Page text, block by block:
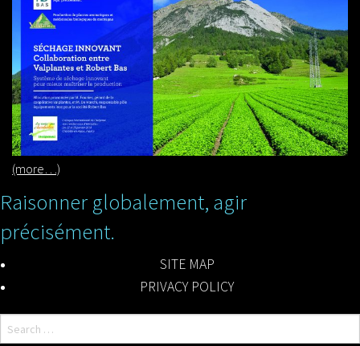
(more…)
Raisonner globalement, agir
précisément.
SITE MAP
PRIVACY POLICY